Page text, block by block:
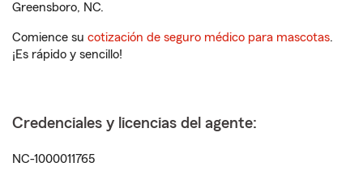
Greensboro, NC.
Comience su cotización de seguro médico para mascotas.
¡Es rápido y sencillo!
Credenciales y licencias del agente:
NC-1000011765